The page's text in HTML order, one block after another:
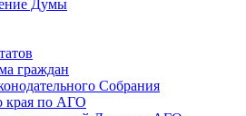
Думы
граждан
Собрания
края по АГО